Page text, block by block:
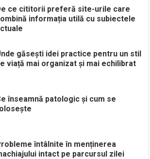
ce cititorii preferă site-urile care
informația utilă cu subiectele
găsești idei practice pentru un stil
viață mai organizat și mai echilibrat
înseamnă patologic și cum se
întâlnite în menținerea
intact pe parcursul zilei